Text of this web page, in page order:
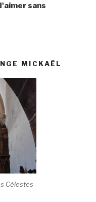
sans
MICKAËL
Célestes